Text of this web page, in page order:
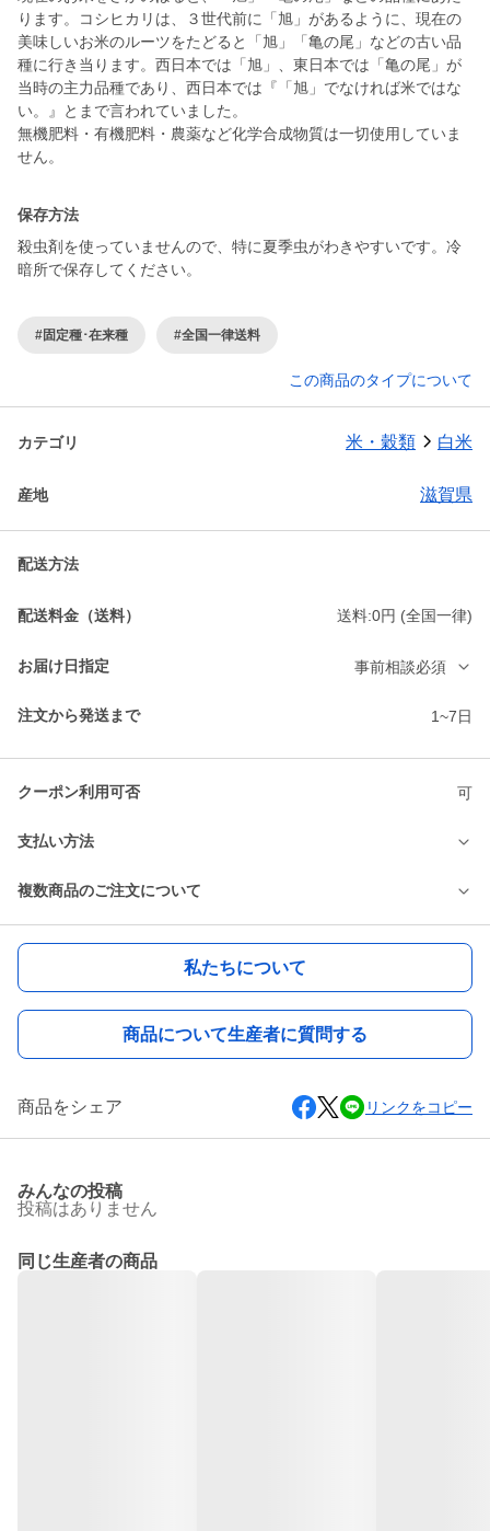
ります。コシヒカリは、３世代前に「旭」があるように、現在の
美味しいお米のルーツをたどると「旭」「亀の尾」などの古い品
種に行き当ります。西日本では「旭」、東日本では「亀の尾」が
当時の主力品種であり、西日本では『「旭」でなければ米ではな
い。』とまで言われていました。
無機肥料・有機肥料・農薬など化学合成物質は一切使用していま
せん。
保存方法
殺虫剤を使っていませんので、特に夏季虫がわきやすいです。冷
暗所で保存してください。
#固定種･在来種 #全国一律送料
この商品のタイプについて
カテゴリ 米・穀類 白米
産地 滋賀県
配送方法
配送料金（送料） 送料:0円 (全国一律)
お届け日指定 事前相談必須
注文から発送まで 1~7日
クーポン利用可否 可
支払い方法
複数商品のご注文について
私たちについて
商品について生産者に質問する
商品をシェア リンクをコピー
みんなの投稿
投稿はありません
同じ生産者の商品